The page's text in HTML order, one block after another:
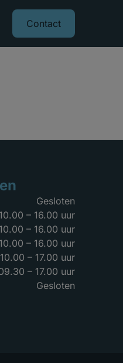
Contact
Gesloten
10.00 – 16.00 uur
10.00 – 16.00 uur
10.00 – 16.00 uur
10.00 – 17.00 uur
– 17.00 uur
Gesloten